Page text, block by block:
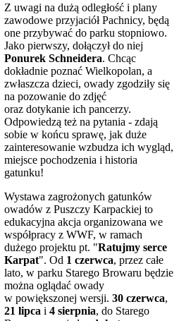
Z uwagi na dużą odległość i plany
zawodowe przyjaciół Pachnicy, będą
one przybywać do parku stopniowo.
Jako pierwszy, dołączył do niej
Ponurek Schneidera. Chcąc
dokładnie poznać Wielkopolan, a
zwłaszcza dzieci, owady zgodziły się
na pozowanie do zdjęć
oraz dotykanie ich pancerzy.
Odpowiedzą też na pytania - zdają
sobie w końcu sprawę, jak duże
zainteresowanie wzbudza ich wygląd,
miejsce pochodzenia i historia
gatunku!
Wystawa zagrożonych gatunków
owadów z Puszczy Karpackiej to
edukacyjna akcja organizowana we
współpracy z WWF, w ramach
dużego projektu pt. "Ratujmy serce
Karpat". Od 1 czerwca, przez całe
lato, w parku Starego Browaru będzie
można oglądać owady
w powiększonej wersji. 30 czerwca,
21 lipca i 4 sierpnia, do Starego